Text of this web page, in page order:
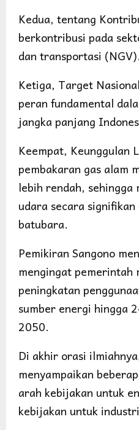
Kedua, tentang
berkontribusi pada
dan transportasi (NGV).
Ketiga, Target
peran fundamental
jangka panjang
Keempat, Keunggulan
pembakaran gas alam
lebih rendah, sehingga
udara secara
batubara.
Pemikiran Sangono
mengingat pemerintah
peningkatan
sumber energi hingga
2050.
Di akhir orasi
menyampaikan
arah kebijakan untuk
kebijakan untuk